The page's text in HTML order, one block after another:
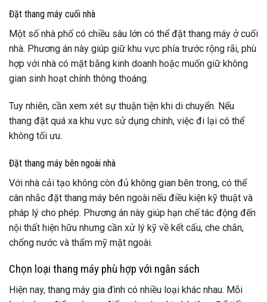
Đặt thang máy cuối nhà
Một số nhà phố có chiều sâu lớn có thể đặt thang máy ở cuối
nhà. Phương án này giúp giữ khu vực phía trước rộng rãi, phù
hợp với nhà có mặt bằng kinh doanh hoặc muốn giữ không
gian sinh hoạt chính thông thoáng.
Tuy nhiên, cần xem xét sự thuận tiện khi di chuyển. Nếu
thang đặt quá xa khu vực sử dụng chính, việc đi lại có thể
không tối ưu.
Đặt thang máy bên ngoài nhà
Với nhà cải tạo không còn đủ không gian bên trong, có thể
cân nhắc đặt thang máy bên ngoài nếu điều kiện kỹ thuật và
pháp lý cho phép. Phương án này giúp hạn chế tác động đến
nội thất hiện hữu nhưng cần xử lý kỹ về kết cấu, che chắn,
chống nước và thẩm mỹ mặt ngoài.
Chọn loại thang máy phù hợp với ngân sách
Hiện nay, thang máy gia đình có nhiều loại khác nhau. Mỗi